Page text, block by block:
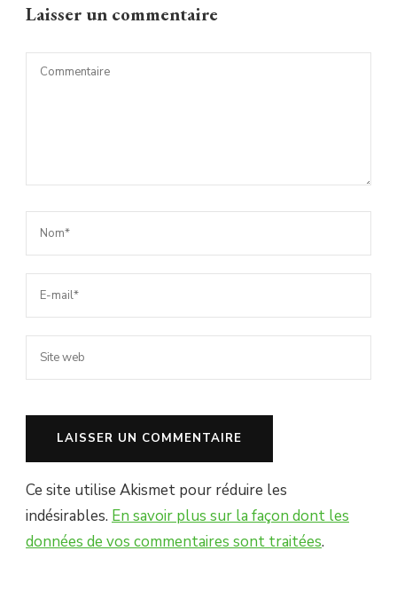
Laisser un commentaire
Ce site utilise Akismet pour réduire les
indésirables. En savoir plus sur la façon dont les
données de vos commentaires sont traitées.